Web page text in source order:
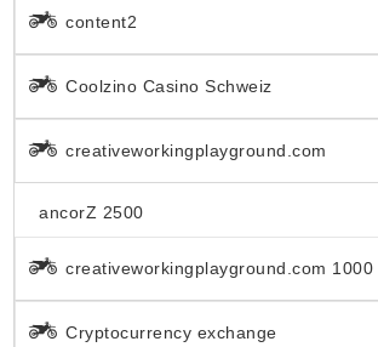
content2
Coolzino Casino Schweiz
creativeworkingplayground.com
ancorZ 2500
creativeworkingplayground.com 1000
Cryptocurrency exchange